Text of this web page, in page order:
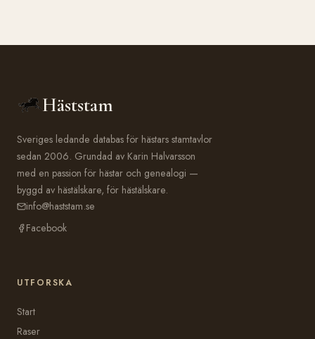
Häststam
Sveriges ledande databas för hästars stamtavlor
sedan 2006. Grundad av Karin Halvarsson
med en passion för hästar och genealogi —
byggd av hästälskare, för hästälskare.
info@haststam.se
Facebook
UTFORSKA
Start
Raser